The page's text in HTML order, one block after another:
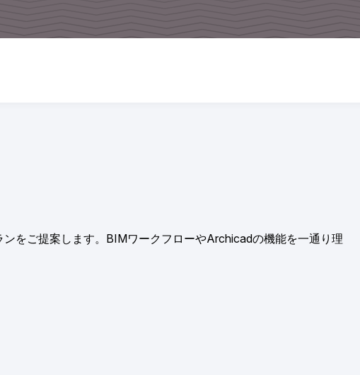
をご提案します。BIMワークフローやArchicadの機能を一通り理